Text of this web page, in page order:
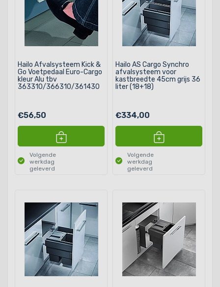
Hailo Afvalsysteem Kick &
Go Voetpedaal Euro-Cargo
kleur Alu tbv
363310/366310/361430
€56,50
Volgende
werkdag
geleverd
Hailo AS Cargo Synchro
afvalsysteem voor
kastbreedte 45cm grijs 36
liter (18+18)
€334,00
Volgende
werkdag
geleverd